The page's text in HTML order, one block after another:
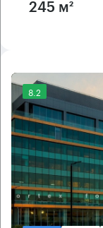
245 м²
8.2